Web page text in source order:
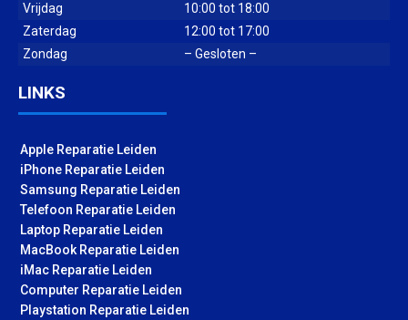
Vrijdag
10:00 tot 18:00
Zaterdag
12:00 tot 17:00
Zondag
– Gesloten –
LINKS
Apple Reparatie Leiden
iPhone Reparatie Leiden
Samsung Reparatie Leiden
Telefoon Reparatie Leiden
Laptop Reparatie Leiden
MacBook Reparatie Leiden
iMac Reparatie Leiden
Computer Reparatie Leiden
Playstation Reparatie Leiden